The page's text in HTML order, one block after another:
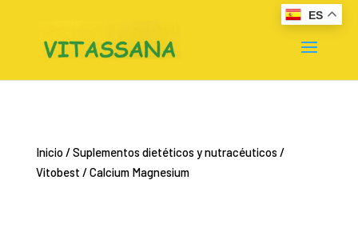
Inicio/Suplementos dietéticos y nutracéuticos /
Vitobest / Calcium Magnesium
ES